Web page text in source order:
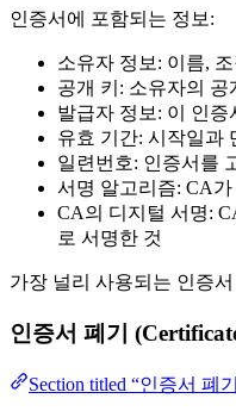
인증서에 포함되는 정보:
소유자 정보: 이름,
공개 키: 소유자의 공
발급자 정보: 이 인
유효 기간: 시작일과
일련번호: 인증서를
서명 알고리즘: CA
CA의 디지털 서명:
로 서명한 것
가장 널리 사용되는 인증
인증서 폐기
Section titled “인증서 폐